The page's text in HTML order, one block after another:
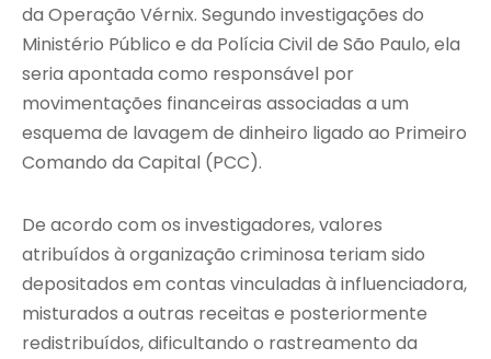
da Operação Vérnix. Segundo investigações do
Ministério Público e da Polícia Civil de São Paulo, ela
seria apontada como responsável por
movimentações financeiras associadas a um
esquema de lavagem de dinheiro ligado ao Primeiro
Comando da Capital (PCC).
De acordo com os investigadores, valores
atribuídos à organização criminosa teriam sido
depositados em contas vinculadas à influenciadora,
misturados a outras receitas e posteriormente
redistribuídos, dificultando o rastreamento da